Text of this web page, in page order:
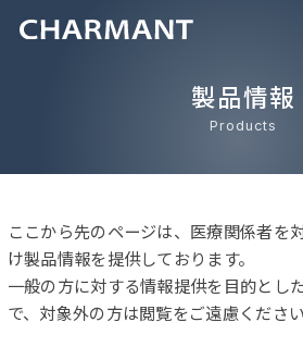
製品情報
Products
ここから先のページは、医療関係者を
け製品情報を提供しております。
一般の方に対する情報提供を目的とし
で、対象外の方は閲覧をご遠慮ください